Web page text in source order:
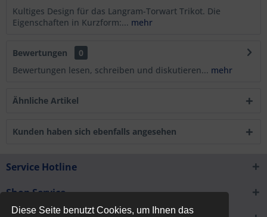
Diese Seite benutzt Cookies, um Ihnen das
Kultiges Design für das Langram-Torwart Trikot. Die
Eigenschaften in Kurzform:... mehr
Bewertungen
0
Bewertungen lesen, schreiben und diskutieren... mehr
Ähnliche Artikel
Kunden haben sich ebenfalls angesehen
Service Hotline
Shop Service